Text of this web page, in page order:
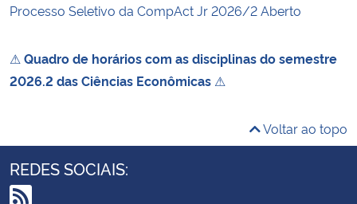
Processo Seletivo da CompAct Jr 2026/2 Aberto
⚠ Quadro de horários com as disciplinas do semestre
2026.2 das Ciências Econômicas ⚠
Voltar ao topo
REDES SOCIAIS: